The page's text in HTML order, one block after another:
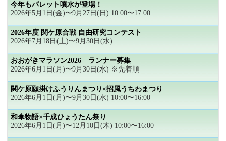
今年もパレット噴水が登場！
2026年5月1日(金)〜9月27日(日) 10:00〜17:00
2026年度 関ケ原合戦 自由研究コンテスト
2026年7月18日(土)〜9月30日(水)
おおがきマラソン2026 ランナー募集
2026年6月1日(月)〜9月30日(水) ※先着順
関ケ原願掛けふうりんまつり×招風うちわまつり
2026年6月1日(月)〜9月30日(水) 10:00〜16:00
和傘物語×千成ひょうたん祭り
2026年6月1日(月)〜12月10日(木) 10:00〜16:00